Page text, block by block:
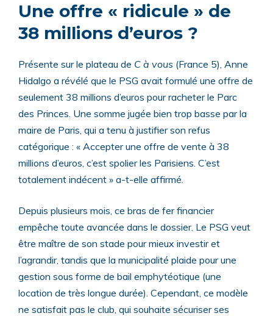
Une offre « ridicule » de
38 millions d’euros ?
Présente sur le plateau de C à vous (France 5), Anne
Hidalgo a révélé que le PSG avait formulé une offre de
seulement 38 millions d’euros pour racheter le Parc
des Princes. Une somme jugée bien trop basse par la
maire de Paris, qui a tenu à justifier son refus
catégorique : « Accepter une offre de vente à 38
millions d’euros, c’est spolier les Parisiens. C’est
totalement indécent » a-t-elle affirmé.
Depuis plusieurs mois, ce bras de fer financier
empêche toute avancée dans le dossier. Le PSG veut
être maître de son stade pour mieux investir et
l’agrandir, tandis que la municipalité plaide pour une
gestion sous forme de bail emphytéotique (une
location de très longue durée). Cependant, ce modèle
ne satisfait pas le club, qui souhaite sécuriser ses